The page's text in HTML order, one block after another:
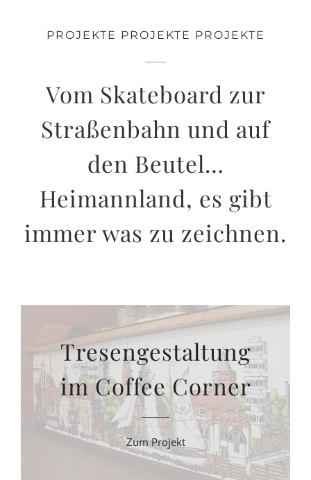
PROJEKTE PROJEKTE PROJEKTE
Vom Skateboard zur
Straßenbahn und auf
den Beutel…
Heimannland, es gibt
immer was zu zeichnen.
Tresengestaltung
im Coffee Corner
Zum Projekt